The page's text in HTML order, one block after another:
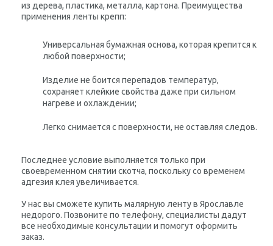
из дерева, пластика, металла, картона. Преимущества
применения ленты крепп:
Универсальная бумажная основа, которая крепится к
любой поверхности;
Изделие не боится перепадов температур,
сохраняет клейкие свойства даже при сильном
нагреве и охлаждении;
Легко снимается с поверхности, не оставляя следов.
Последнее условие выполняется только при
своевременном снятии скотча, поскольку со временем
адгезия клея увеличивается.
У нас вы сможете купить малярную ленту в Ярославле
недорого. Позвоните по телефону, специалисты дадут
все необходимые консультации и помогут оформить
заказ.